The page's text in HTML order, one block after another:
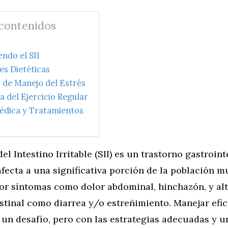
el SII
Dietéticas
Manejo del Estrés
del Ejercicio Regular
y Tratamientos
Intestino Irritable (SII) es un trastorno
a una significativa porción de la población
síntomas como dolor abdominal, hinchazón, y
como diarrea y/o estreñimiento. Manejar
desafío, pero con las estrategias adecuadas y